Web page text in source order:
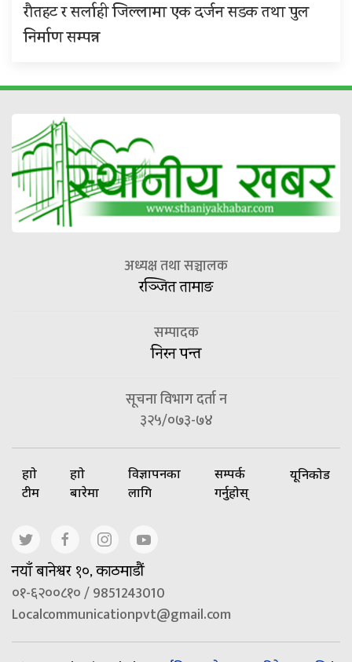
रौतहट र सर्लाही जिल्लामा एक दर्जन सडक तथा पुल
निर्माण सम्पन्न
अध्यक्ष तथा सञ्चालक
रञ्जित तामाङ
सम्पादक
निरन पन्त
सूचना विभाग दर्ता न
३२५/०७३-७४
हाम्रो
टीम
हाम्रो
बारेमा
विज्ञापनका
लागि
सम्पर्क
गर्नुहोस्
यूनिकोड
नयाँ बानेश्वर १०, काठमाडौं
०१-६२००८१० / 9851243010
Localcommunicationpvt@gmail.com